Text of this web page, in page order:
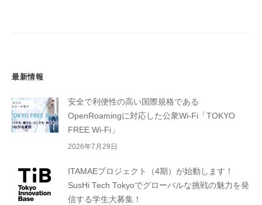
送
最新情報
安全で利便性の高い国際規格である
OpenRoamingに対応した公衆Wi-Fi「TOKYO
FREE Wi-Fi」
2026年7月29日
ITAMAEプロジェクト（4期）が始動します！
SusHi Tech Tokyoでグローバルな挑戦の魅力を発
信する学生大募集！